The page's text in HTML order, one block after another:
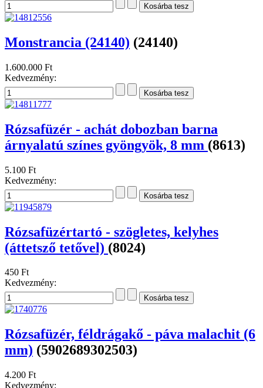
Monstrancia (24140) (24140)
1.600.000 Ft
Kedvezmény:
Rózsafüzér - achát dobozban barna
árnyalatú színes gyöngyök, 8 mm (8613)
5.100 Ft
Kedvezmény:
Rózsafüzértartó - szögletes, kelyhes
(áttetsző tetővel) (8024)
450 Ft
Kedvezmény:
Rózsafüzér, féldrágakő - páva malachit (6
mm) (5902689302503)
4.200 Ft
Kedvezmény: